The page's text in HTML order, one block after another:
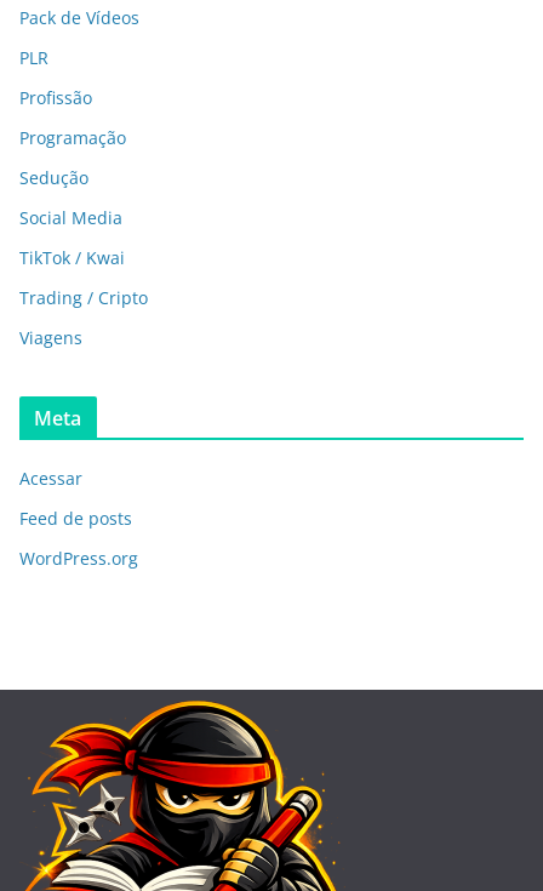
Pack de Vídeos
PLR
Profissão
Programação
Sedução
Social Media
TikTok / Kwai
Trading / Cripto
Viagens
Meta
Acessar
Feed de posts
WordPress.org